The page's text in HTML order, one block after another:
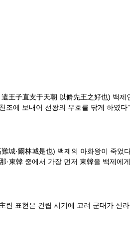
王子直支于天朝 以脩先王之好也) 백
조에 보내어 선왕의 우호를 닦게 하였다
·爾林城是也) 백제의 아화왕이 죽
東韓 중에서 가장 먼저 東韓을 백제에
표현은 건립 시기에 고려 군대가 신